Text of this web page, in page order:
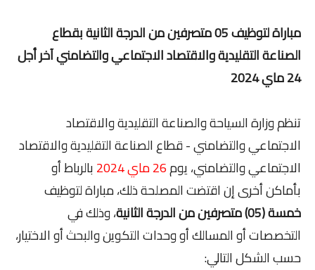
مباراة لتوظيف 05 متصرفين من الدرجة الثانية بقطاع
الصناعة التقليدية والاقتصاد الاجتماعي والتضامني آخر أجل
24 ماي 2024
تنظم وزارة السياحة والصناعة التقليدية والاقتصاد
الاجتماعي والتضامني - قطاع الصناعة التقليدية والاقتصاد
الاجتماعي والتضامني، يوم26 ماي 2024
بالرباط أو
بأماكن أخرى إن اقتضت المصلحة ذلك، مباراة لتوظيف
خمسة (05) متصرفين
من الدرجة الثانية، وذلك في
التخصصات أو المسالك أو وحدات التكوين والبحث أو الاختيار،
حسب الشكل التالي: